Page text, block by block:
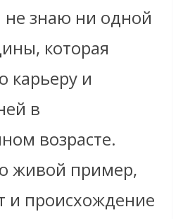
не знаю ни одной
которая
карьеру и
в
возрасте.
живой пример,
и происхождение